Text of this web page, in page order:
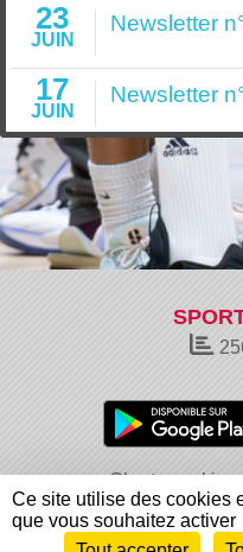
23
JUIN
Newsletter
17
JUIN
Newsletter
Charte cookies
Informations légales
Ce site utilise des cookies
que vous souhaitez activer